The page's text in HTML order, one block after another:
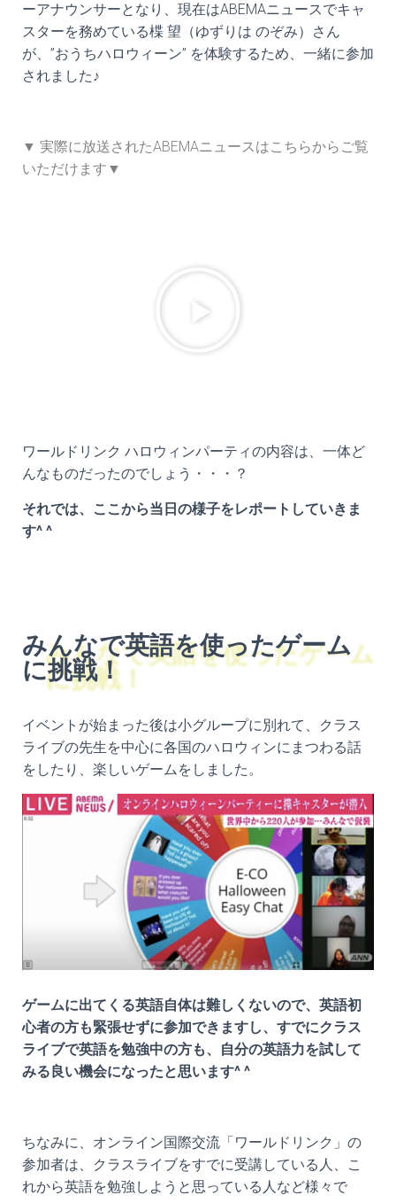
ーアナウンサーとなり、現在はABEMAニュースでキャ
スターを務めている楪 望（ゆずりは のぞみ）さん
が、”おうちハロウィーン” を体験するため、一緒に参加
されました♪
▼ 実際に放送されたABEMAニュースはこちらからご覧
いただけます▼
ワールドリンク ハロウィンパーティの内容は、一体ど
んなものだったのでしょう・・・？
それでは、ここから当日の様子をレポートしていきま
す^ ^
みんなで英語を使ったゲーム
に挑戦！
イベントが始まった後は小グループに別れて、クラス
ライブの先生を中心に各国のハロウィンにまつわる話
をしたり、楽しいゲームをしました。
ゲームに出てくる英語自体は難しくないので、英語初
心者の方も緊張せずに参加できますし、すでにクラス
ライブで英語を勉強中の方も、自分の英語力を試して
みる良い機会になったと思います^ ^
ちなみに、オンライン国際交流「ワールドリンク」の
参加者は、クラスライブをすでに受講している人、こ
れから英語を勉強しようと思っている人など様々で